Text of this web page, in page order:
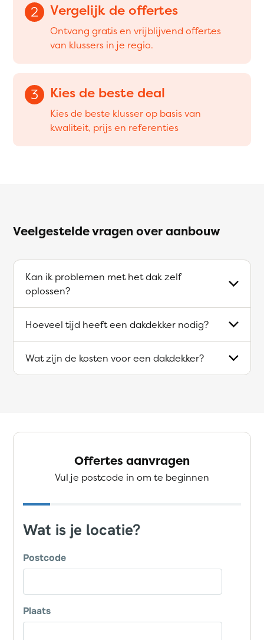
2 Vergelijk de offertes
Ontvang gratis en vrijblijvend offertes
van klussers in je regio.
3 Kies de beste deal
Kies de beste klusser op basis van
kwaliteit, prijs en referenties
Veelgestelde vragen over aanbouw
Kan ik problemen met het dak zelf
oplossen?
Hoeveel tijd heeft een dakdekker nodig?
Wat zijn de kosten voor een dakdekker?
Offertes aanvragen
Vul je postcode in om te beginnen